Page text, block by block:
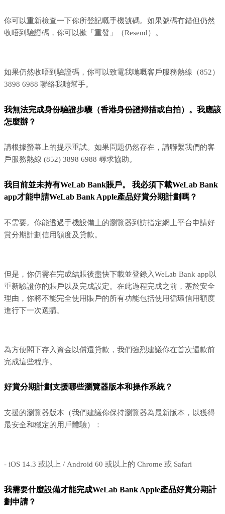
你可以重新檢查一下你所登記嘅手機號碼。如果號碼冇錯但仍然
收唔到驗證碼，你可以撳「重發」（Resend）。
如果仍然收唔到驗證碼，你可以致電我哋嘅客戶服務熱線（852）
3898 6988 聯絡我哋幫手。
我無法完成身份驗證步驟（香港身份證掃描或自拍）。我應該
怎麼辦？
請根據螢幕上的提示重試。如果問題仍然存在，請聯繫我們的客
戶服務熱線 (852) 3898 6988 尋求協助。
我目前並未持有WeLab Bank賬戶。 我必須下載WeLab Bank
app才能申請WeLab Bank Apple產品好賞分期計劃嗎？
不需要。你能透過手機設備上的瀏覽器到訪指定網上平台申請好
賞分期計劃信用額度及貸款。
但是，你仍需在完成結賬後盡快下載並登錄入WeLab Bank app以
重新驗證你的賬戶以及完成設定。在此過程完成之前，基於安全
理由，你將不能完全使用賬戶的所有功能包括使用循環信用額度
進行下一次選購。
為方便閣下存入資金以償還貸款，我們強烈建議你在首次還款前
完成這些程序。
好賞分期計劃支援哪些瀏覽器版本和操作系統？
支援的瀏覽器版本（我們建議你保持瀏覽器為最新版本，以獲得
最安全和穩定的用戶體驗）：
- iOS 14.3 或以上 / Android 60 或以上的 Chrome 或 Safari
我需要什麼設備才能完成WeLab Bank Apple產品好賞分期計
劃申請？